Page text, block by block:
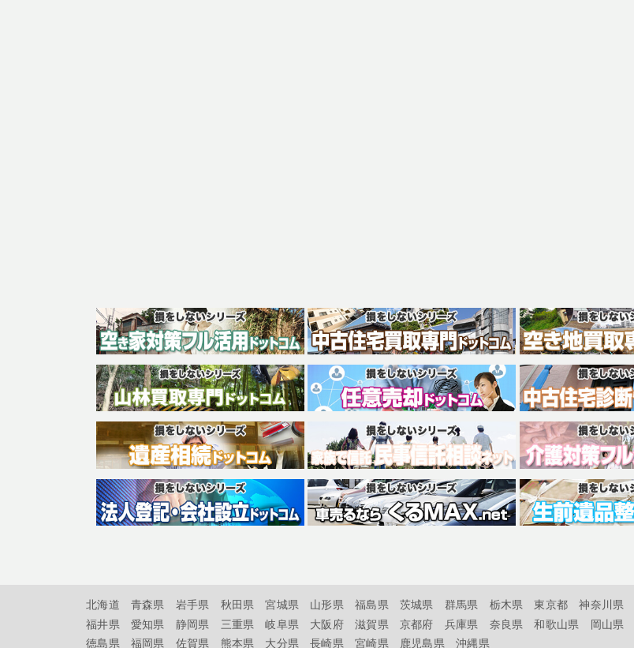
北海道 青森県 岩手県 秋田県 宮城県 山形県 福島県 茨城県 群馬県 栃木県 東京都 神奈川県
福井県
愛知県 静岡県 三重県 岐阜県 大阪府 滋賀県 京都府 兵庫県 奈良県 和歌山県 岡山県
徳島県
福岡県 佐賀県 熊本県 大分県 長崎県 宮崎県 鹿児島県 沖縄県